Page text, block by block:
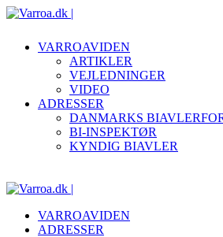
VARROAVIDEN
ARTIKLER
VEJLEDNINGER
VIDEO
ADRESSER
DANMARKS
BI-INSPEKTØR
KYNDIG BIAVLER
VARROAVIDEN
ADRESSER